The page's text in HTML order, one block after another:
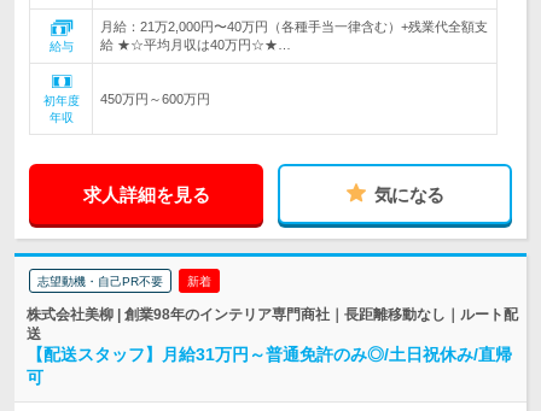
給与
月給：21万2,000円〜40万円（各種手当一律含む）+残業代全額支
給 ★☆平均月収は40万円☆★…
初年度
年収
450万円～600万円
求人詳細を見る 気になる
志望動機・自己PR不要 新着
株式会社美柳 | 創業98年のインテリア専門商社｜長距離移動なし｜ルート配
送
【配送スタッフ】月給31万円～普通免許のみ◎/土日祝休み/直帰
可